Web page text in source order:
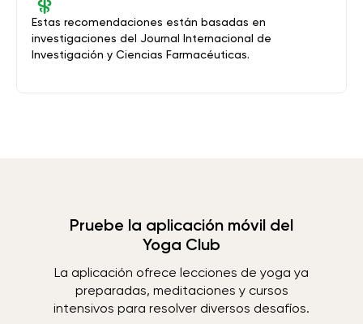
Estas recomendaciones están basadas en
investigaciones del Journal Internacional de
Investigación y Ciencias Farmacéuticas.
Pruebe la aplicación móvil del
Yoga Club
La aplicación ofrece lecciones de yoga ya
preparadas, meditaciones y cursos
intensivos para resolver diversos desafíos.